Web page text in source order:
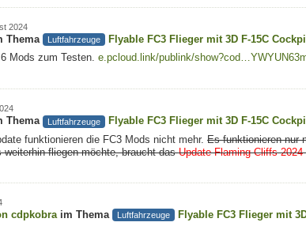
2024
Thema Luftfahrzeuge Flyable FC3 Flieger mit 3D F-15C
Mods zum Testen. e.pcloud.link/publink/
Thema Luftfahrzeuge Flyable FC3 Flieger mit 3D F-15C
funktionieren die FC3 Mods nicht mehr. Es funktionieren nur
weiterhin fliegen möchte, braucht dasUpdate Flaming Cliffs
cdpkobraim Thema Luftfahrzeuge Flyable FC3 Flieger mit